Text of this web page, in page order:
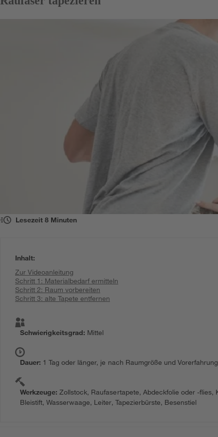
Lesezeit8 Minuten
Inhalt:
Zur Videoanleitung
Schritt 1: Materialbedarf ermitteln
Schritt 2: Raum vorbereiten
Schritt 3: alte Tapete entfernen
Schwierigkeitsgrad: Mittel
Dauer: 1 Tag oder länger, je nach Raumgröße und Vorerfahrung
Werkzeuge:Zollstock, Raufasertapete, Abdeckfolie oder -flies,
Bleistift, Wasserwaage, Leiter, Tapezierbürste, Besenstiel